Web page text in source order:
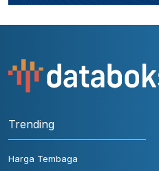
Trending
Harga Tembaga